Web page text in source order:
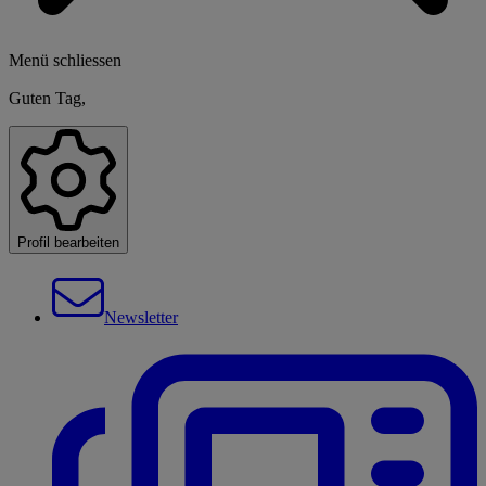
Menü schliessen
Guten Tag,
Profil bearbeiten
Newsletter